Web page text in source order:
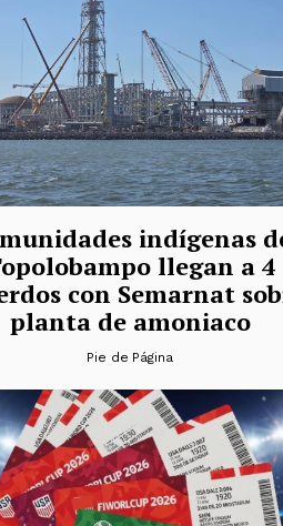
indígenas
llegan a 4
con Semarnat
planta de amoniaco
Pie de Página